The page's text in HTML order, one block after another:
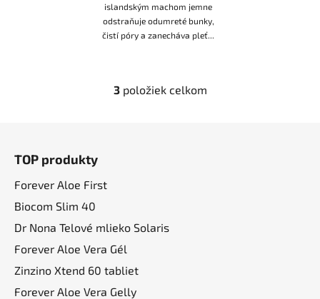
islandským machom jemne
odstraňuje odumreté bunky,
čistí póry a zanecháva pleť...
O
e
p
3položiek celkom
TOP produkty
Forever Aloe First
Biocom Slim 40
Dr Nona Telové mlieko Solaris
Forever Aloe Vera Gél
Zinzino Xtend 60 tabliet
Forever Aloe Vera Gelly